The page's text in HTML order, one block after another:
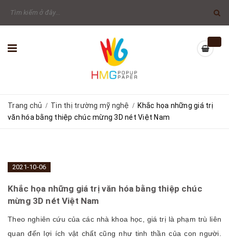
Trang chủ / Tin thị trường mỹ nghệ / Khắc họa những giá trị
văn hóa bằng thiệp chúc mừng 3D nét Việt Nam
2021-10-06
Khắc họa những giá trị văn hóa bằng thiệp chúc
mừng 3D nét Việt Nam
Theo nghiên cứu của các nhà khoa học, giá trị là phạm trù liên
quan đến lợi ích vật chất cũng như tinh thần của con người.